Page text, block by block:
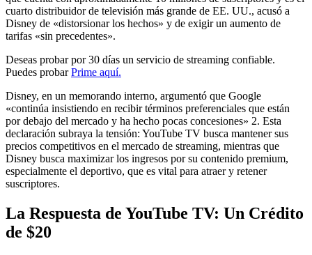
cuarto distribuidor de televisión más grande de EE. UU., acusó a
Disney de «distorsionar los hechos» y de exigir un aumento de
tarifas «sin precedentes».
Deseas probar por 30 días un servicio de streaming confiable.
Puedes probarPrime aquí.
Disney, en un memorando interno, argumentó que Google
«continúa insistiendo en recibir términos preferenciales que están
por debajo del mercado y ha hecho pocas concesiones» 2. Esta
declaración subraya la tensión: YouTube TV busca mantener sus
precios competitivos en el mercado de streaming, mientras que
Disney busca maximizar los ingresos por su contenido premium,
especialmente el deportivo, que es vital para atraer y retener
suscriptores.
La Respuesta de YouTube TV: Un Crédito
de $20